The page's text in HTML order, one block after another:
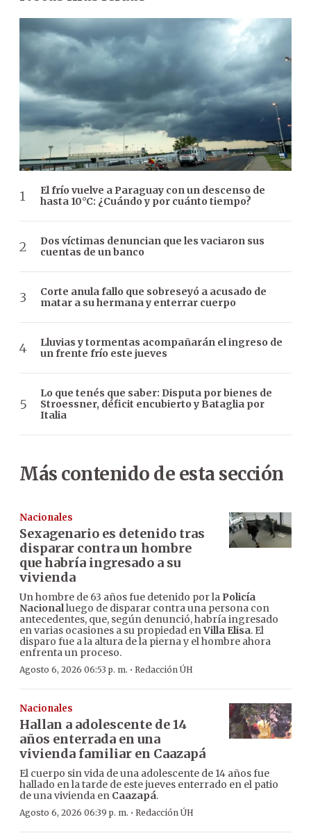
El frío vuelve a Paraguay con un descenso de
hasta 10°C: ¿Cuándo y por cuánto tiempo?
Dos víctimas denuncian que les vaciaron sus
cuentas de un banco
Corte anula fallo que sobreseyó a acusado de
matar a su hermana y enterrar cuerpo
Lluvias y tormentas acompañarán el ingreso de
un frente frío este jueves
Lo que tenés que saber: Disputa por bienes de
Stroessner, déficit encubierto y Bataglia por
Italia
Más contenido de esta sección
Nacionales
Sexagenario es detenido tras
disparar contra un hombre
que habría ingresado a su
vivienda
Un hombre de 63 años fue detenido por la Policía
Nacionalluego de disparar contra una persona con
antecedentes, que, según denunció, habría ingresado
en varias ocasiones a su propiedad enVilla Elisa. El
disparo fue a la altura de la pierna y el hombre ahora
enfrenta un proceso.
Agosto 6, 2026 06:53 p. m. · Redacción ÚH
Nacionales
Hallan a adolescente de 14
años enterrada en una
vivienda familiar en Caazapá
El cuerpo sin vida de una adolescente de 14 años fue
hallado en la tarde de este jueves enterrado en el patio
de una vivienda en Caazapá.
Agosto 6, 2026 06:39 p. m. · Redacción ÚH